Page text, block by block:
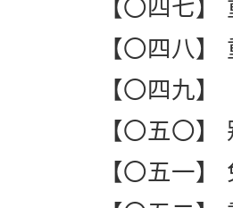
【〇四七
【〇四八
【〇四九
【〇五〇】
【〇五一